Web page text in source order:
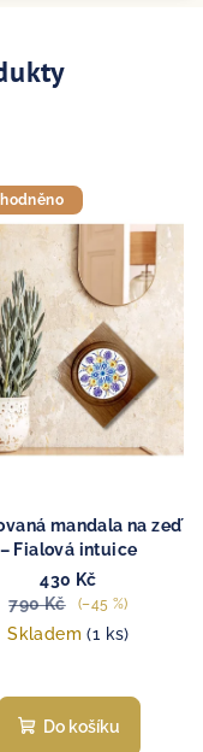
mandala na zeď
– Fialová intuice
430 Kč
790 Kč
(–45 %)
Skladem(1 ks)
Do košíku